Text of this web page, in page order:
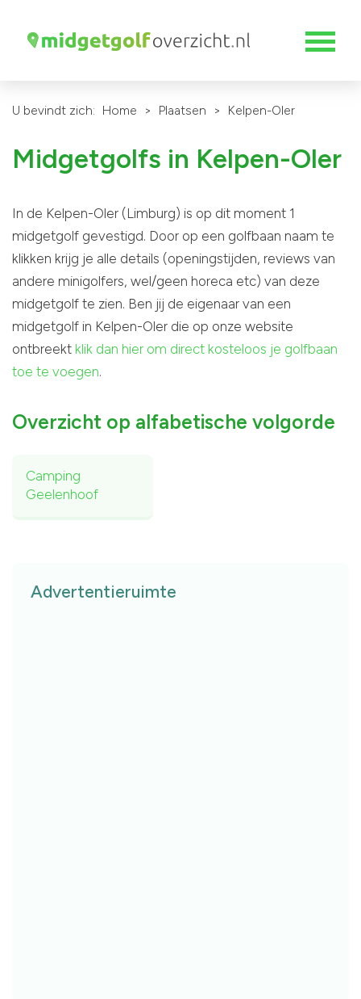
U bevindt zich: Home > Plaatsen > Kelpen-Oler
Midgetgolfs in Kelpen-Oler
In de Kelpen-Oler (Limburg) is op dit moment 1
midgetgolf gevestigd. Door op een golfbaan naam te
klikken krijg je alle details (openingstijden, reviews van
andere minigolfers, wel/geen horeca etc) van deze
midgetgolf te zien. Ben jij de eigenaar van een
midgetgolf in Kelpen-Oler die op onze website
ontbreekt klik dan hier om direct kosteloos je golfbaan
toe te voegen.
Overzicht op alfabetische volgorde
Camping
Geelenhoof
Advertentieruimte